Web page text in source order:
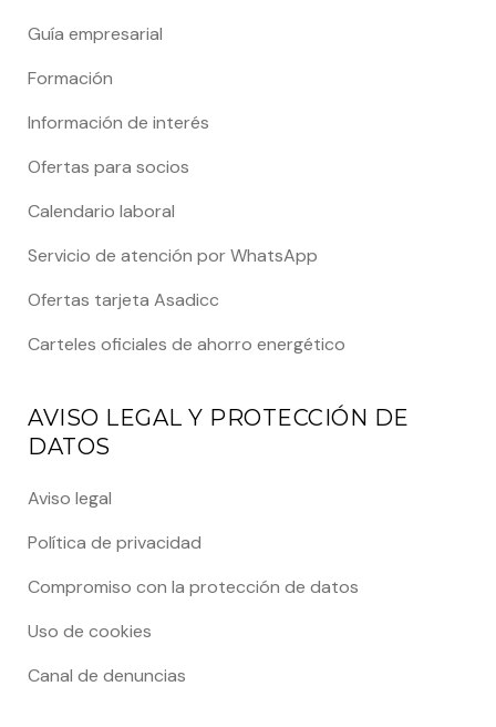
Guía empresarial
Formación
Información de interés
Ofertas para socios
Calendario laboral
Servicio de atención por WhatsApp
Ofertas tarjeta Asadicc
Carteles oficiales de ahorro energético
AVISO LEGAL Y PROTECCIÓN DE
DATOS
Aviso legal
Política de privacidad
Compromiso con la protección de datos
Uso de cookies
Canal de denuncias